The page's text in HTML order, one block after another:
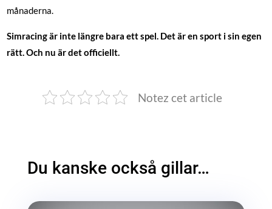
månaderna.
Simracing är inte längre bara ett spel. Det är en sport i sin egen
rätt. Och nu är det officiellt.
Notez cet article
Du kanske också gillar…